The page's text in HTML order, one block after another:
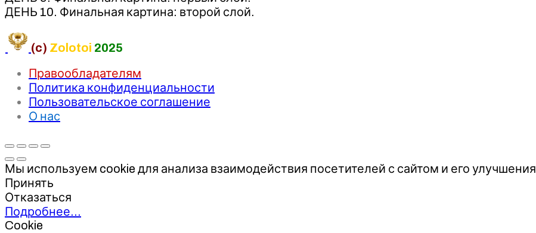
ДЕНЬ 10. Финальная картина: второй слой.
(c) Zolotoi 2025
Правообладателям
Политика конфиденциальности
Пользовательское соглашение
О нас
Мы используем cookie для анализа взаимодействия посетителей с сайтом и его улучшения
Принять
Отказаться
Подробнее…
Cookie